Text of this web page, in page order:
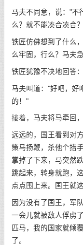
马夫不同意，说："不
么？就不能凑合凑合
铁匠仿佛想到了什么
么牢固，行么？马夫
铁匠犹豫不决地回答
马夫叫道："好吧，好
的！"
接着，马夫将马牵回
远远的，国王看到对
策马扬鞭，杀他个措
掌掉了下来，马突然
跳起来，转身就跑，
点点围上来。国王就
因为没有了国王，军
一会儿就被敌人俘虏
匹马，我的国家就倾
了。